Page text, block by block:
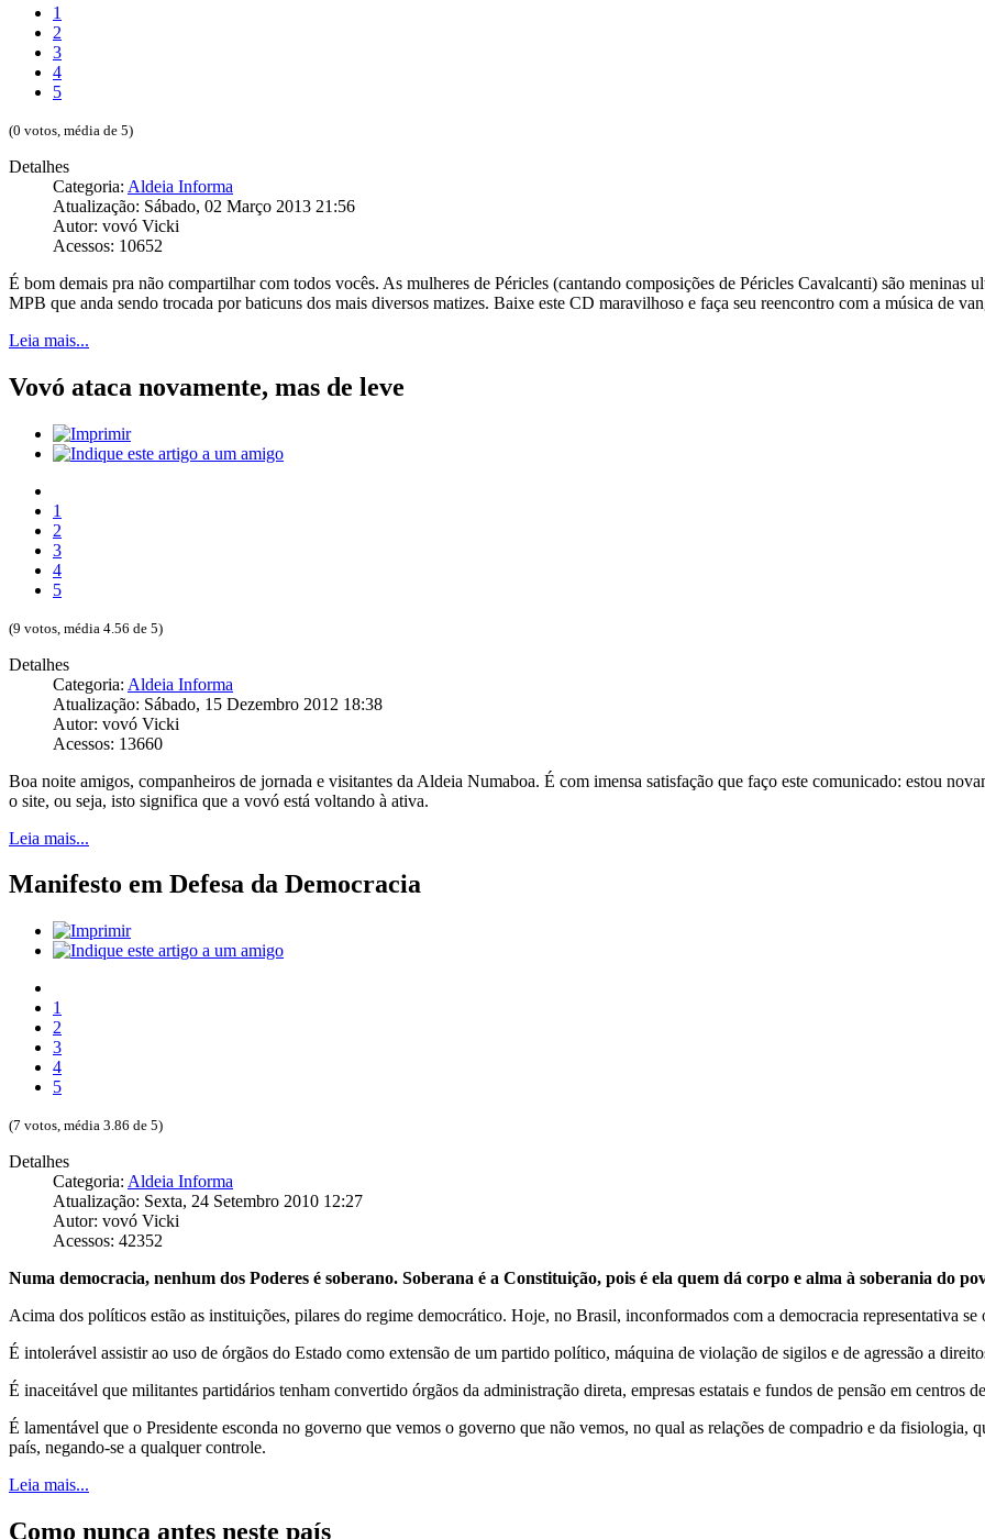
1
2
3
4
5
(0 votos, média de 5)
Detalhes
Categoria: Aldeia Informa
Atualização: Sábado, 02 Março 2013 21:56
Autor: vovó Vicki
Acessos: 10652
É bom demais pra não compartilhar com todos vocês. As mulheres de Péricles (cantando composições de Péricles Cavalcanti) são meninas
MPB que anda sendo trocada por baticuns dos mais diversos matizes. Baixe este CD maravilhoso e faça seu reencontro com a música de
Leia mais...
Vovó ataca novamente, mas de leve
1
2
3
4
5
(9 votos, média 4.56 de 5)
Detalhes
Categoria: Aldeia Informa
Atualização: Sábado, 15 Dezembro 2012 18:38
Autor: vovó Vicki
Acessos: 13660
Boa noite amigos, companheiros de jornada e visitantes da Aldeia Numaboa. É com imensa satisfação que faço este comunicado: estou
o site, ou seja, isto significa que a vovó está voltando à ativa.
Leia mais...
Manifesto em Defesa da Democracia
1
2
3
4
5
(7 votos, média 3.86 de 5)
Detalhes
Categoria: Aldeia Informa
Atualização: Sexta, 24 Setembro 2010 12:27
Autor: vovó Vicki
Acessos: 42352
Numa democracia, nenhum dos Poderes é soberano. Soberana é a Constituição, pois é ela quem dá corpo e alma à soberania do
Acima dos políticos estão as instituições, pilares do regime democrático. Hoje, no Brasil, inconformados com a democracia representativa
É intolerável assistir ao uso de órgãos do Estado como extensão de um partido político, máquina de violação de sigilos e de agressão a
É inaceitável que militantes partidários tenham convertido órgãos da administração direta, empresas estatais e fundos de pensão em centros
É lamentável que o Presidente esconda no governo que vemos o governo que não vemos, no qual as relações de compadrio e da fisiologia,
país, negando-se a qualquer controle.
Leia mais...
Como nunca antes neste país